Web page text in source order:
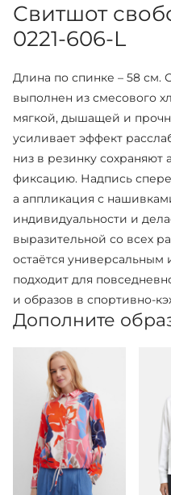
Свитшот
0221-606-L
Длина по спинке – 58 см.
выполнен из смесового
мягкой, дышащей и
усиливает эффект
низ в резинку сохраняют
фиксацию. Надпись
а аппликация с
индивидуальности и
выразительной со всех
остаётся
подходит для
и образов в спортивно-
Дополните